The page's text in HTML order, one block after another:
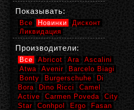
Показывать:
Все Новинки
Дисконт
Ликвидация
Производители:
Все Abricot Ara
Ascalini
Atwa
Avenir
Barcelo Biagi
Bonty
Burgerschuhe
Di
Bora
Dino Ricci
Camel
Active
Carmen Poveda
City
Star
Conhpol Ergo
Fasan